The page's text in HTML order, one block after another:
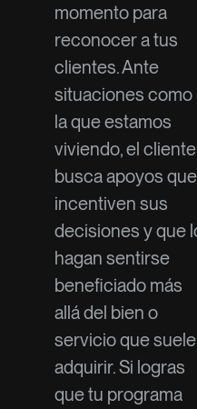
momento para
reconocer a tus
clientes. Ante
situaciones como
la que estamos
viviendo, el cliente
busca apoyos que
incentiven sus
decisiones y que
hagan sentirse
beneficiado más
allá del bien o
servicio que suele
adquirir. Si logras
que tu programa